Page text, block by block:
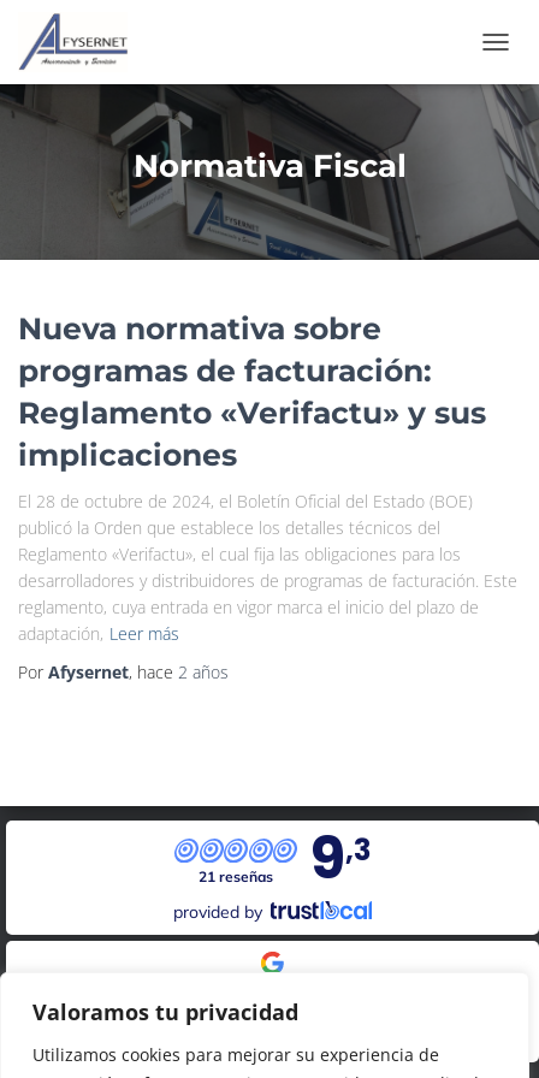
Valoramos tu privacidad
Utilizamos cookies para mejorar su experiencia de
MODO
DE
Normativa Fiscal
Nueva normativa sobre
programas de facturación:
Reglamento «Verifactu» y sus
implicaciones
El 28 de octubre de 2024, el Boletín Oficial del Estado (BOE)
publicó la Orden que establece los detalles técnicos del
Reglamento «Verifactu», el cual fija las obligaciones para los
desarrolladores y distribuidores de programas de facturación. Este
reglamento, cuya entrada en vigor marca el inicio del plazo de
adaptación, Leer más
PorAfysernet, hace 2 años
21 reseñas 9,3
provided by
4.8
20 reseñas